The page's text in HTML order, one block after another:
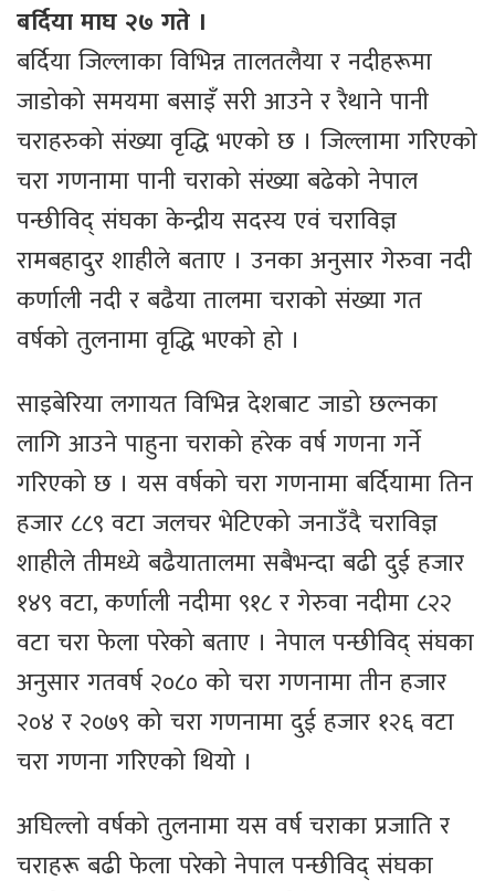
बर्दिया माघ २७ गते ।
बर्दिया जिल्लाका विभिन्न तालतलैया र नदीहरूमा
जाडोको समयमा बसाइँ सरी आउने र रैथाने पानी
चराहरुको संख्या वृद्धि भएको छ । जिल्लामा गरिएको
चरा गणनामा पानी चराको संख्या बढेको नेपाल
पन्छीविद् संघका केन्द्रीय सदस्य एवं चराविज्ञ
रामबहादुर शाहीले बताए । उनका अनुसार गेरुवा नदी
कर्णाली नदी र बढैया तालमा चराको संख्या गत
वर्षको तुलनामा वृद्धि भएको हो ।
साइबेरिया लगायत विभिन्न देशबाट जाडो छल्नका
लागि आउने पाहुना चराको हरेक वर्ष गणना गर्ने
गरिएको छ । यस वर्षको चरा गणनामा बर्दियामा तिन
हजार ८८९ वटा जलचर भेटिएको जनाउँदै चराविज्ञ
शाहीले तीमध्ये बढैयातालमा सबैभन्दा बढी दुई हजार
१४९ वटा, कर्णाली नदीमा ९१८ र गेरुवा नदीमा ८२२
वटा चरा फेला परेको बताए । नेपाल पन्छीविद् संघका
अनुसार गतवर्ष २०८० को चरा गणनामा तीन हजार
२०४ र २०७९ को चरा गणनामा दुई हजार १२६ वटा
चरा गणना गरिएको थियो ।
अघिल्लो वर्षको तुलनामा यस वर्ष चराका प्रजाति र
चराहरू बढी फेला परेको नेपाल पन्छीविद् संघका